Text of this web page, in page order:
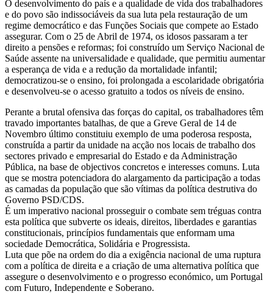
O desenvolvimento do país e a qualidade de vida dos trabalhadores
e do povo são indissociáveis da sua luta pela restauração de um
regime democrático e das Funções Sociais que compete ao Estado
assegurar. Com o 25 de Abril de 1974, os idosos passaram a ter
direito a pensões e reformas; foi construído um Serviço Nacional de
Saúde assente na universalidade e qualidade, que permitiu aumentar
a esperança de vida e a redução da mortalidade infantil;
democratizou-se o ensino, foi prolongada a escolaridade obrigatória
e desenvolveu-se o acesso gratuito a todos os níveis de ensino.
Perante a brutal ofensiva das forças do capital, os trabalhadores têm
travado importantes batalhas, de que a Greve Geral de 14 de
Novembro último constituiu exemplo de uma poderosa resposta,
construída a partir da unidade na acção nos locais de trabalho dos
sectores privado e empresarial do Estado e da Administração
Pública, na base de objectivos concretos e interesses comuns. Luta
que se mostra potenciadora do alargamento da participação a todas
as camadas da população que são vítimas da política destrutiva do
Governo PSD/CDS.
É um imperativo nacional prosseguir o combate sem tréguas contra
esta política que subverte os ideais, direitos, liberdades e garantias
constitucionais, princípios fundamentais que enformam uma
sociedade Democrática, Solidária e Progressista.
Luta que põe na ordem do dia a exigência nacional de uma ruptura
com a política de direita e a criação de uma alternativa política que
assegure o desenvolvimento e o progresso económico, um Portugal
com Futuro, Independente e Soberano.